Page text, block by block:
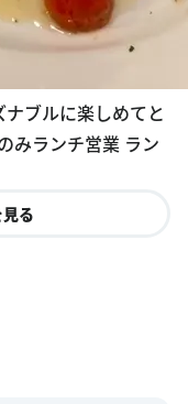
ナブルに楽しめてと
みランチ営業 ラン
る